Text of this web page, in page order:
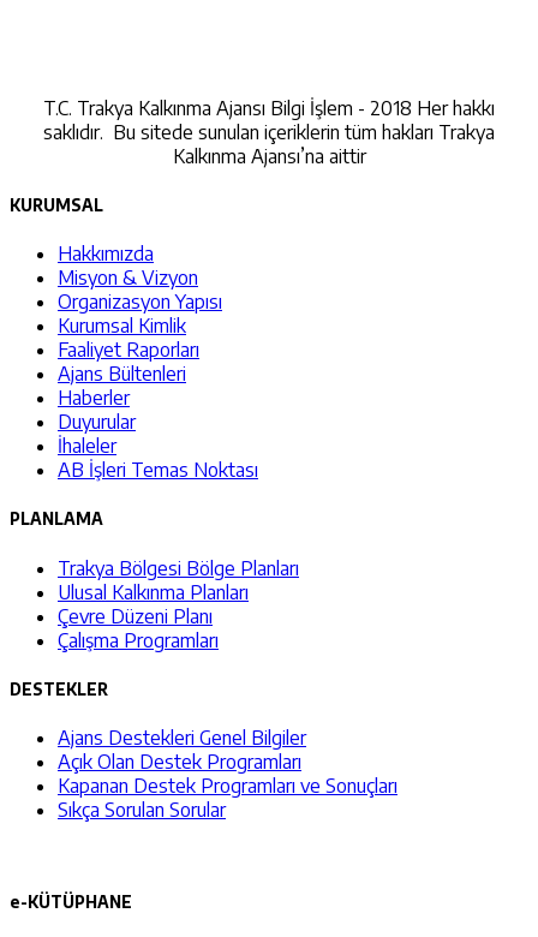
T.C. Trakya Kalkınma Ajansı Bilgi İşlem - 2018 Her hakkı
saklıdır. Bu sitede sunulan içeriklerin tüm hakları Trakya
Kalkınma Ajansı’na aittir
KURUMSAL
Hakkımızda
Misyon & Vizyon
Organizasyon Yapısı
Kurumsal Kimlik
Faaliyet Raporları
Ajans Bültenleri
Haberler
Duyurular
İhaleler
AB İşleri Temas Noktası
PLANLAMA
Trakya Bölgesi Bölge Planları
Ulusal Kalkınma Planları
Çevre Düzeni Planı
Çalışma Programları
DESTEKLER
Ajans Destekleri Genel Bilgiler
Açık Olan Destek Programları
Kapanan Destek Programları ve Sonuçları
Sıkça Sorulan Sorular
e-KÜTÜPHANE